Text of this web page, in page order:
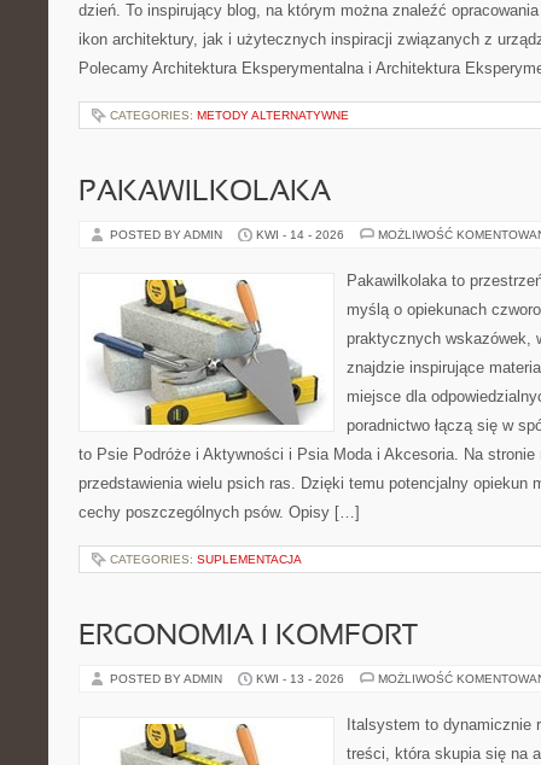
dzień. To inspirujący blog, na którym można znaleźć
ikon architektury, jak i użytecznych inspiracji związanych z
Polecamy Architektura Eksperymentalna i Architektura
CATEGORIES: METODY ALTERNATYWNE
PAKAWILKOLAKA
POSTED BY ADMIN KWI - 14 - 2026 MOŻLIWOŚĆ
Pakawilkolaka to
myślą o opiekunach
praktycznych wskazówek,
znajdzie inspirujące
miejsce dla
poradnictwo łączą się w
to Psie Podróże i Aktywności i Psia Moda i Akcesoria. Na
przedstawienia wielu psich ras. Dzięki temu potencjalny opiekun
cechy poszczególnych psów. Opisy […]
CATEGORIES: SUPLEMENTACJA
ERGONOMIA I KOMFORT
POSTED BY ADMIN KWI - 13 - 2026 MOŻLIWOŚĆ
Italsystem to dynamicznie
treści, która skupia się na